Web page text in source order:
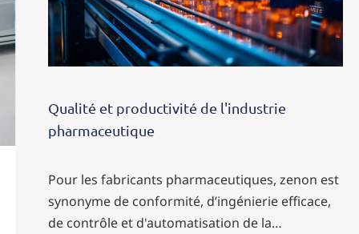
Qualité et productivité de l'industrie
pharmaceutique
Pour les fabricants pharmaceutiques, zenon est
synonyme de conformité, d’ingénierie efficace,
de contrôle et d'automatisation de la